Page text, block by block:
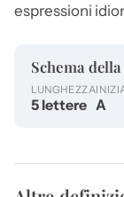
espressioni
Schema
LUNGHEZZA
5 lettere A